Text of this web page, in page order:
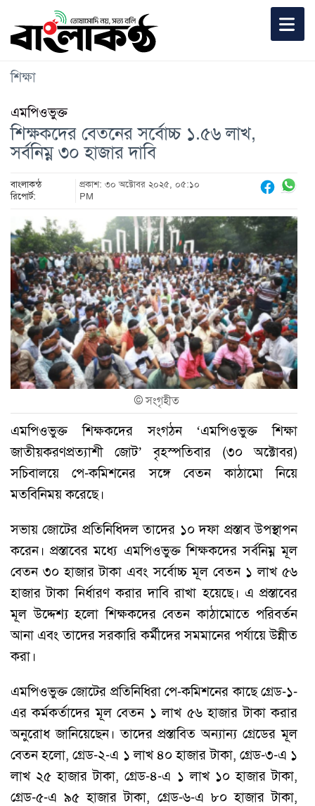
শিক্ষা
এমপিওভুক্ত
শিক্ষকদের বেতনের সর্বোচ্চ ১.৫৬ লাখ,
সর্বনিম্ন ৩০ হাজার দাবি
বাংলাকন্ঠ
রিপোর্ট:
প্রকাশ: ৩০ অক্টোবর ২০২৫, ০৫:১০
PM
©সংগৃহীত
এমপিওভুক্ত শিক্ষকদের সংগঠন ‘এমপিওভুক্ত শিক্ষা
জাতীয়করণপ্রত্যাশী জোট’ বৃহস্পতিবার (৩০ অক্টোবর)
সচিবালয়ে পে-কমিশনের সঙ্গে বেতন কাঠামো নিয়ে
মতবিনিময় করেছে।
সভায় জোটের প্রতিনিধিদল তাদের ১০ দফা প্রস্তাব উপস্থাপন
করেন। প্রস্তাবের মধ্যে এমপিওভুক্ত শিক্ষকদের সর্বনিম্ন মূল
বেতন ৩০ হাজার টাকা এবং সর্বোচ্চ মূল বেতন ১ লাখ ৫৬
হাজার টাকা নির্ধারণ করার দাবি রাখা হয়েছে। এ প্রস্তাবের
মূল উদ্দেশ্য হলো শিক্ষকদের বেতন কাঠামোতে পরিবর্তন
আনা এবং তাদের সরকারি কর্মীদের সমমানের পর্যায়ে উন্নীত
করা।
এমপিওভুক্ত জোটের প্রতিনিধিরা পে-কমিশনের কাছে গ্রেড-১-
এর কর্মকর্তাদের মূল বেতন ১ লাখ ৫৬ হাজার টাকা করার
অনুরোধ জানিয়েছেন। তাদের প্রস্তাবিত অন্যান্য গ্রেডের মূল
বেতন হলো, গ্রেড-২-এ ১ লাখ ৪০ হাজার টাকা, গ্রেড-৩-এ ১
লাখ ২৫ হাজার টাকা, গ্রেড-৪-এ ১ লাখ ১০ হাজার টাকা,
গ্রেড-৫-এ ৯৫ হাজার টাকা, গ্রেড-৬-এ ৮০ হাজার টাকা,